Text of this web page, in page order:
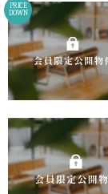
PRICE
DOWN